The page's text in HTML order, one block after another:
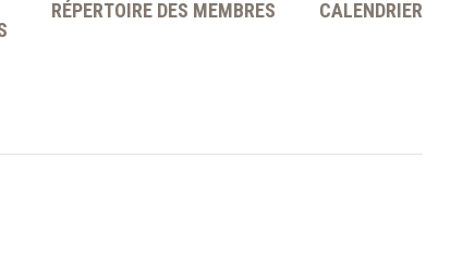
RÉPERTOIRE DES MEMBRES CALENDRIER